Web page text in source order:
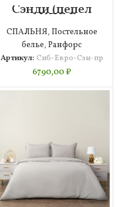
Сэнди (пепел
роза) КПБ Евро
Siberia
СПАЛЬНЯ, Постельное
белье,Ранфорс
Артикул: Сиб-Евро-Сэн-пр
6790,00₽